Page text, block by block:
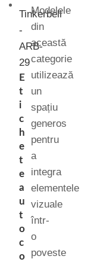
E
t
i
c
h
e
t
e
a
u
t
o
c
o
Modelele
din
această
categorie
utilizează
un
spațiu
generos
pentru
a
integra
elementele
vizuale
într-
o
poveste